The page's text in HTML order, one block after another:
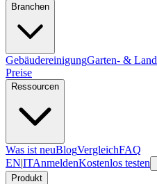
Branchen
GebäudereinigungGarten- &
Preise
Ressourcen
Was ist neuBlogVergleichFAQ
EN|ITAnmeldenKostenlos testen
Produkt